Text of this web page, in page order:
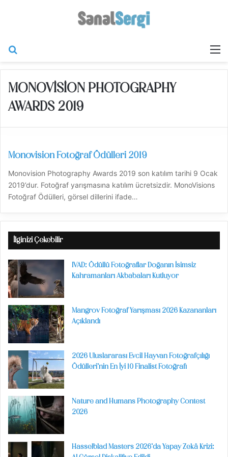
MONOVISION PHOTOGRAPHY
AWARDS 2019
Monovision Fotoğraf Ödülleri 2019
Monovision Photography Awards 2019 son katılım tarihi 9 Ocak
2019’dur. Fotoğraf yarışmasına katılım ücretsizdir. MonoVisions
Fotoğraf Ödülleri, görsel dillerini ifade…
İlginizi Çekebilir
IVAD: Ödüllü Fotoğraflar Doğanın İsimsiz
Kahramanları Akbabaları Kutluyor
Mangrov Fotoğraf Yarışması 2026 Kazananları
Açıklandı
2026 Uluslararası Evcil Hayvan Fotoğrafçılığı
Ödülleri’nin En İyi 10 Finalist Fotoğrafı
Nature and Humans Photography Contest
2026
Hasselblad Masters 2026’da Yapay Zekâ Krizi: